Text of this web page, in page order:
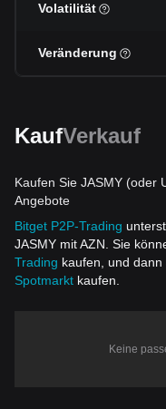
Volatilität
Veränderung
KaufVerkauf
Kaufen Sie JASMY (oder
Angebote
Bitget P2P-Trading
JASMY mit AZN. Sie
Trading kaufen, und
Spotmarkt kaufen.
Keine